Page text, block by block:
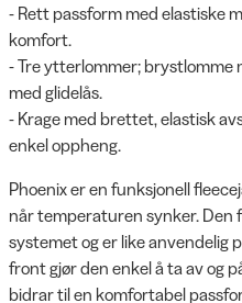
- Rett passform med elastiske
komfort.
- Tre ytterlommer; brystlomme
med glidelås.
- Krage med brettet, elastisk
enkel oppheng.
Phoenix er en funksjonell
når temperaturen synker. Den
systemet og er like anvendelig
front gjør den enkel å ta av og
bidrar til en komfortabel